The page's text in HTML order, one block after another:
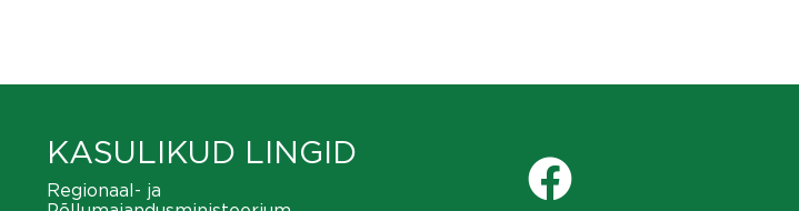
KASULIKUD LINGID
Regionaal- ja